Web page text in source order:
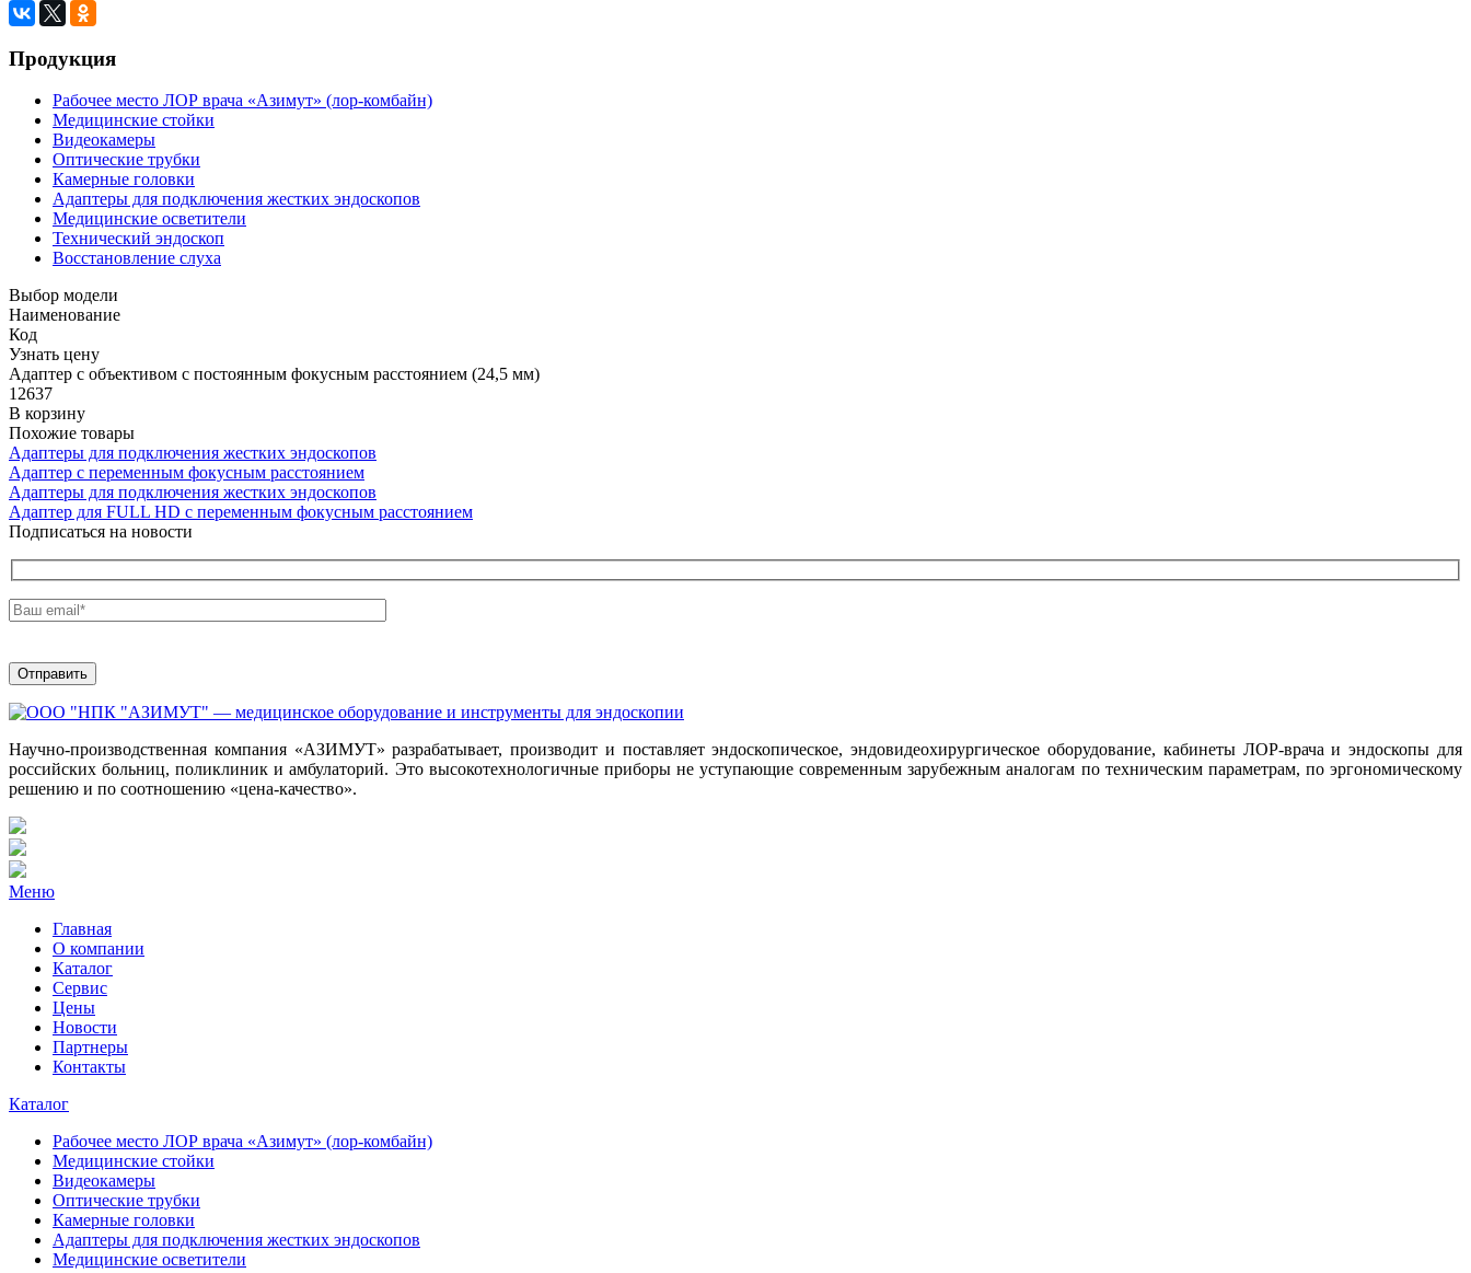
Продукция
Рабочее место ЛОР врача «Азимут» (лор-комбайн)
Медицинские стойки
Видеокамеры
Оптические трубки
Камерные головки
Адаптеры для подключения жестких эндоскопов
Медицинские осветители
Технический эндоскоп
Восстановление слуха
Выбор модели
Наименование
Код
Узнать цену
Адаптер с объективом с постоянным фокусным расстоянием (24,5 мм)
12637
В корзину
Похожие товары
Адаптеры для подключения жестких эндоскопов
Адаптер с переменным фокусным расстоянием
Адаптеры для подключения жестких эндоскопов
Адаптер для FULL HD с переменным фокусным расстоянием
Подписаться на новости
Научно-производственная компания «АЗИМУТ» разрабатывает, производит и поставляет эндоскопическое, эндовидеохирургическое оборудование, кабинеты ЛОР-врача и эндоскопы для
российских больниц, поликлиник и амбулаторий. Это высокотехнологичные приборы не уступающие современным зарубежным аналогам по техническим параметрам, по эргономическому
решению и по соотношению «цена-качество».
Меню
Главная
О компании
Каталог
Сервис
Цены
Новости
Партнеры
Контакты
Каталог
Рабочее место ЛОР врача «Азимут» (лор-комбайн)
Медицинские стойки
Видеокамеры
Оптические трубки
Камерные головки
Адаптеры для подключения жестких эндоскопов
Медицинские осветители